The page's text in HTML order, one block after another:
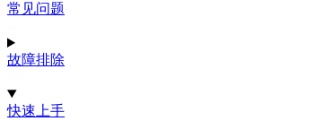
常见问题
故障排除
快速上手